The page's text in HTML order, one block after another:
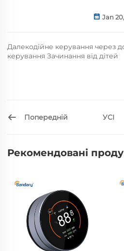
Jan
Далекодійне керування через
керування Зачинання від дітей
Попередній УСІ
Рекомендовані